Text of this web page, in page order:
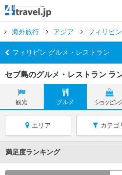
海外旅行 アジア フィリピン
フィリピン グルメ・レストラン
セブ島のグルメ・レストラン ラ
観光 グルメ ショッピン
エリア カテゴ
満足度ランキング